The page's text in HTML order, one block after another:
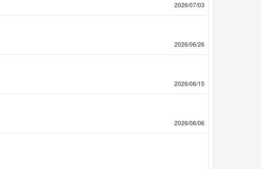
2026/07/03
2026/06/26
2026/06/15
2026/06/06